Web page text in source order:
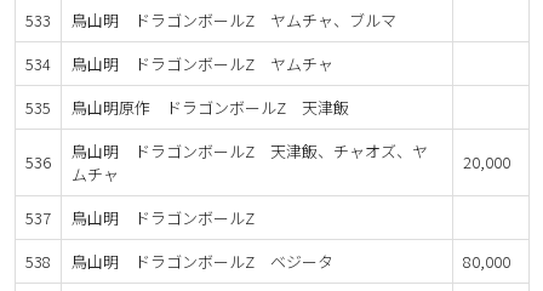
533
鳥山明 ドラゴンボールZ ヤムチャ、ブルマ
534
鳥山明 ドラゴンボールZ ヤムチャ
535
鳥山明原作 ドラゴンボールZ 天津飯
536
鳥山明 ドラゴンボールZ 天津飯、チャオズ、ヤ
ムチャ
20,000
537
鳥山明 ドラゴンボールZ
538
鳥山明 ドラゴンボールZ ベジータ
80,000